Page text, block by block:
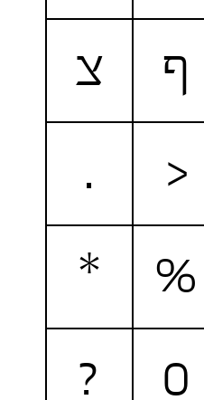
ף
צ
<
.
%
*
0
?